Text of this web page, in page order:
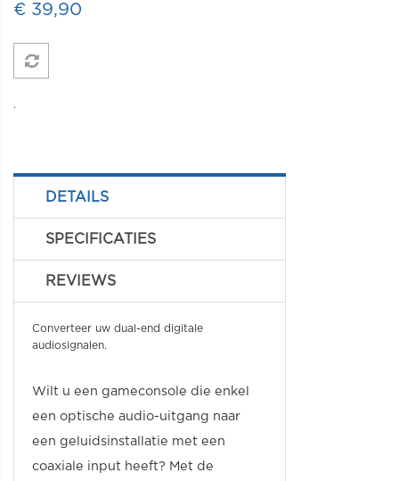
€ 39,90
.
DETAILS
SPECIFICATIES
REVIEWS
Converteer uw dual-end digitale
audiosignalen.
Wilt u een gameconsole die enkel
een optische audio-uitgang naar
een geluidsinstallatie met een
coaxiale input heeft? Met de